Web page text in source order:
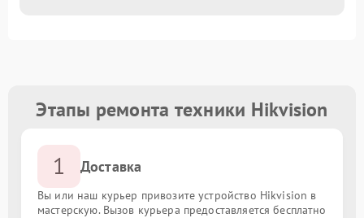
Этапы ремонта техники Hikvision
1 Доставка
Вы или наш курьер привозите устройство Hikvision в
мастерскую. Вызов курьера предоставляется бесплатно